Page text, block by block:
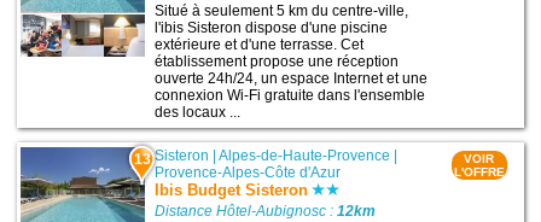
Situé à seulement 5 km du centre-ville,
l'ibis Sisteron dispose d'une piscine
extérieure et d'une terrasse. Cet
établissement propose une réception
ouverte 24h/24, un espace Internet et une
connexion Wi-Fi gratuite dans l'ensemble
des locaux ...
13 Sisteron |Alpes-de-Haute-Provence
Provence-Alpes-Côte d'Azur
Ibis Budget Sisteron
Distance Hôtel-Aubignosc :12km
VOIR
L'OFFRE